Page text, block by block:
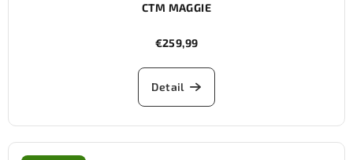
CTM MAGGIE
€259,99
Detail